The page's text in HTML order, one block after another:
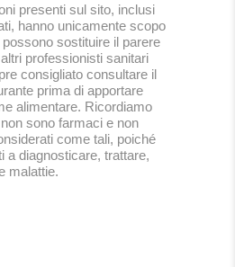
presenti sul sito, inclusi
hanno unicamente scopo
sostituire il parere
professionisti sanitari
consigliato consultare il
prima di apportare
alimentare. Ricordiamo
sono farmaci e non
come tali, poiché
a diagnosticare, trattare,
malattie.